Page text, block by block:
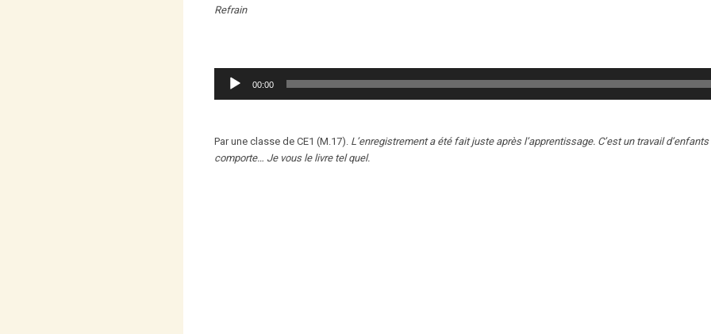
Refrain
Lecteur
audio
00:00
Par une classe de CE1 (M.17). L’enregistrement a été fait juste après l’apprentissage. C’est un travail
comporte… Je vous le livre tel quel.